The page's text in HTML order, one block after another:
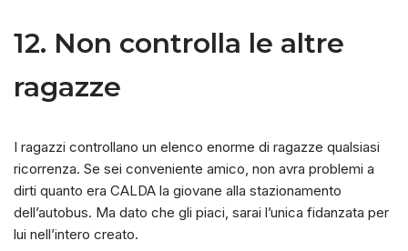
12. Non controlla le altre
ragazze
I ragazzi controllano un elenco enorme di ragazze qualsiasi
ricorrenza. Se sei conveniente amico, non avra problemi a
dirti quanto era CALDA la giovane alla stazionamento
dell’autobus. Ma dato che gli piaci, sarai l’unica fidanzata per
lui nell’intero creato.